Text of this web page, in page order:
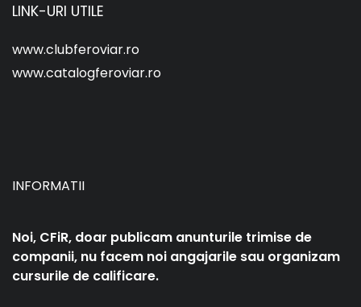
LINK-URI UTILE
www.clubferoviar.ro
www.catalogferoviar.ro
INFORMATII
Noi, CFiR, doar publicam anunturile trimise de
companii, nu facem noi angajarile sau organizam
cursurile de calificare.